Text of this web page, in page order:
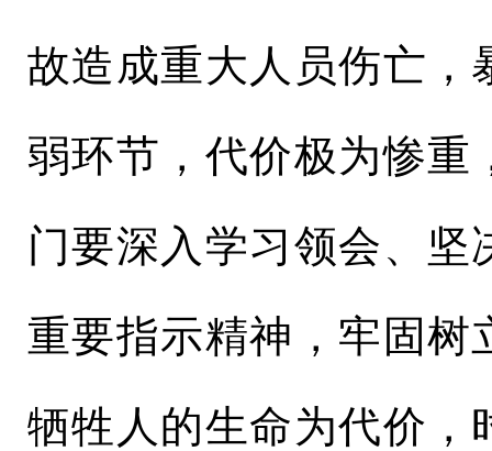
故造成重大人员伤亡，
弱环节，代价极为惨重
门要深入学习领会、
重要指示精神，牢固树
牺牲人的生命为代价，